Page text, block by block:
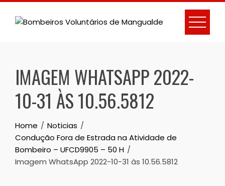
Skip
IMAGEM WHATSAPP 2022-
10-31 ÀS 10.56.5812
Home
Noticias
Condução Fora de Estrada na Atividade de
Bombeiro – UFCD9905 – 50 H
Imagem WhatsApp 2022-10-31 às 10.56.5812